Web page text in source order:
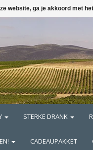
STERKE DRANK
CADEAUPAKKET
website, ga je akkoord met